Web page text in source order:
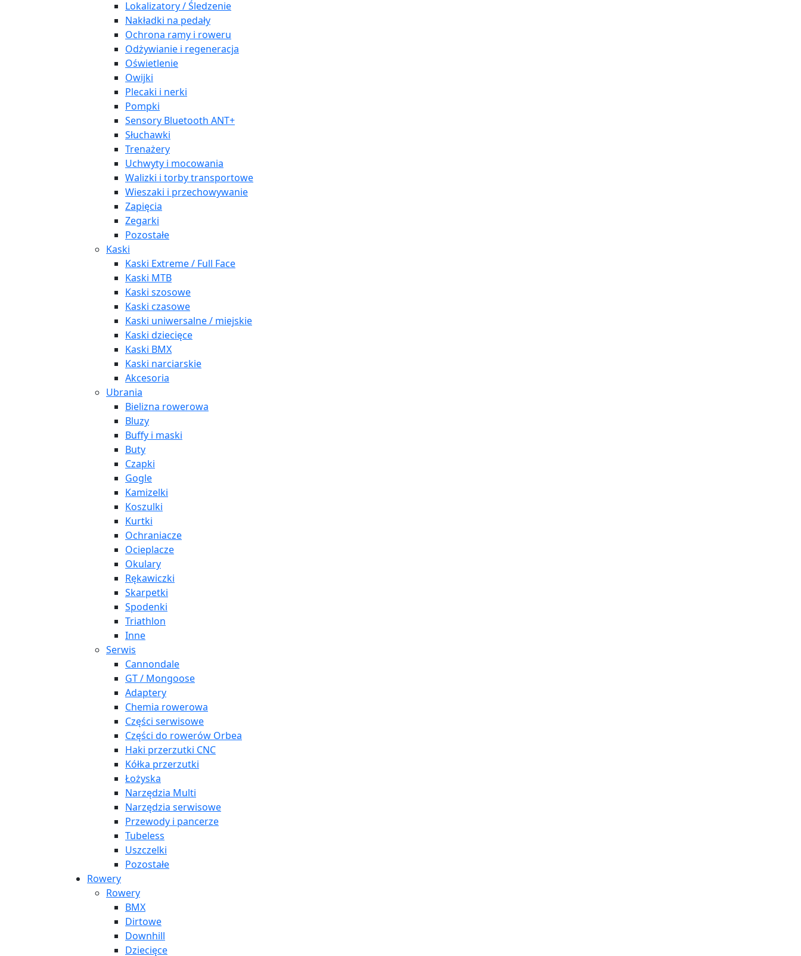
Lokalizatory / Śledzenie
Nakładki na pedały
Ochrona ramy i roweru
Odżywianie i regeneracja
Oświetlenie
Owijki
Plecaki i nerki
Pompki
Sensory Bluetooth ANT+
Słuchawki
Trenażery
Uchwyty i mocowania
Walizki i torby transportowe
Wieszaki i przechowywanie
Zapięcia
Zegarki
Pozostałe
Kaski
Kaski Extreme / Full Face
Kaski MTB
Kaski szosowe
Kaski czasowe
Kaski uniwersalne / miejskie
Kaski dziecięce
Kaski BMX
Kaski narciarskie
Akcesoria
Ubrania
Bielizna rowerowa
Bluzy
Buffy i maski
Buty
Czapki
Gogle
Kamizelki
Koszulki
Kurtki
Ochraniacze
Ocieplacze
Okulary
Rękawiczki
Skarpetki
Spodenki
Triathlon
Inne
Serwis
Cannondale
GT / Mongoose
Adaptery
Chemia rowerowa
Części serwisowe
Części do rowerów Orbea
Haki przerzutki CNC
Kółka przerzutki
Łożyska
Narzędzia Multi
Narzędzia serwisowe
Przewody i pancerze
Tubeless
Uszczelki
Pozostałe
Rowery
Rowery
BMX
Dirtowe
Downhill
Dziecięce